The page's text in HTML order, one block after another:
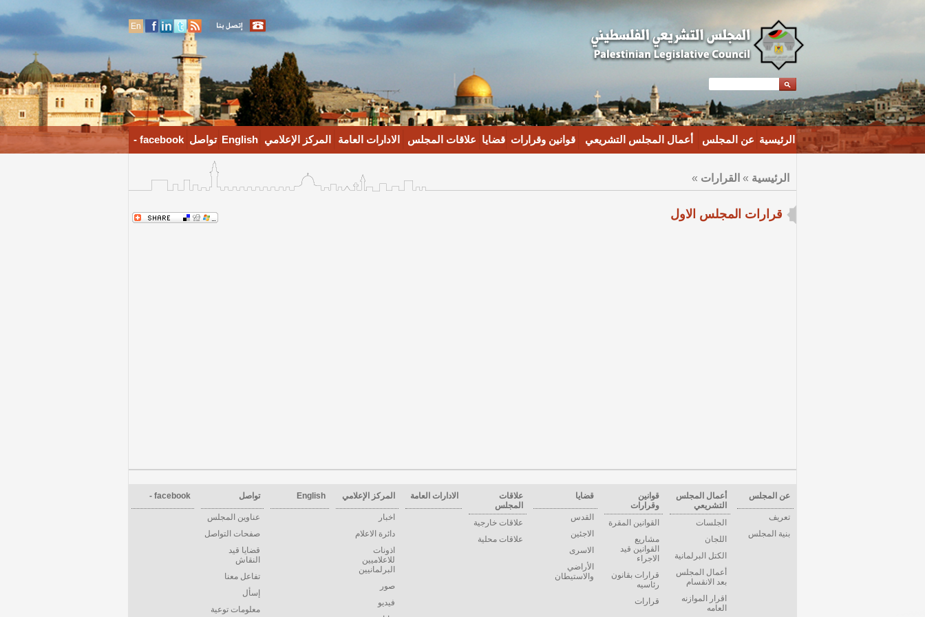
En
الرئيسية عن المجلس أعمال المجلس التشريعي قوانين وقرارات قضايا علاقات المجلس الادارات العامة المركز الإعلامي English تواصل facebook -
الرئيسية » القرارات »
قرارات المجلس الاول
عن المجلس
تعريف
بنية المجلس
أعمال المجلس
التشريعي
الجلسات
اللجان
الكتل البرلمانية
أعمال المجلس
بعد الانقسام
اقرار الموازنه
العامه
قوانين
وقرارات
القوانين المقرة
مشاريع
القوانين قيد
الاجراء
قرارات بقانون
رئاسيه
قرارات
قضايا
القدس
الاجئين
الاسرى
الأراضي
والاستيطان
علاقات
المجلس
علاقات خارجية
علاقات محلية
الادارات العامة المركز الإعلامي
اخبار
دائرة الاعلام
اذونات
للاعلاميين
البرلمانيين
صور
فيديو
English تواصل
عناوين المجلس
صفحات التواصل
قضايا قيد
النقاش
تفاعل معنا
إسأل
معلومات توعية
facebook -